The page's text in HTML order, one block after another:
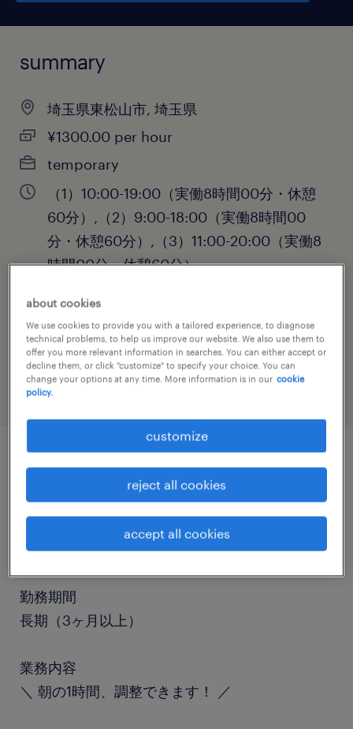
summary
埼玉県東松山市, 埼玉県
¥1300.00 per hour
temporary
（1）10:00-19:00（実働8時間00分・休憩
60分）,（2）9:00-18:00（実働8時間00
分・休憩60分）,（3）11:00-20:00（実働8
時間00分・休憩60分）
job category
engineering
job details
食品加工・検査・袋詰め
勤務期間
長期（3ヶ月以上）
業務内容
＼ 朝の1時間、調整できます！ ／
about cookies
We use cookies to provide you with a tailored experience, to diagnose
technical problems, to help us improve our website. We also use them to
offer you more relevant information in searches. You can either accept or
decline them, or click "customize" to specify your choice. You can
change your options at any time. More information is in our cookie
policy.
customize
reject all cookies
accept all cookies